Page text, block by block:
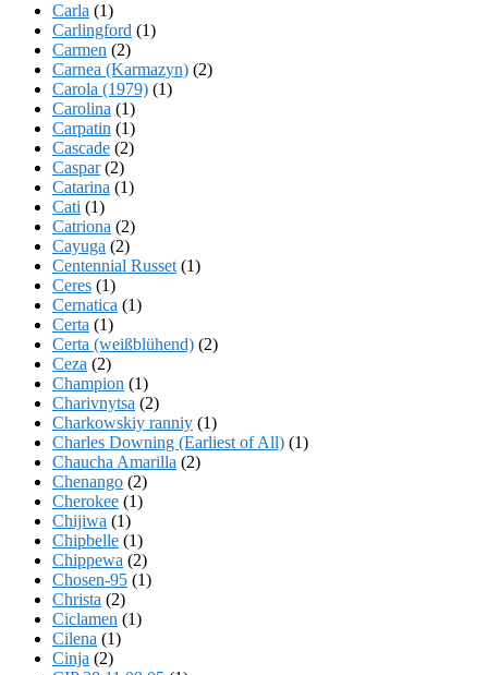
Carla (1)
Carlingford (1)
Carmen (2)
Carnea (Karmazyn) (2)
Carola (1979) (1)
Carolina (1)
Carpatin (1)
Cascade (2)
Caspar(2)
Catarina (1)
Cati (1)
Catriona (2)
Cayuga (2)
Centennial Russet (1)
Ceres (1)
Cernatica (1)
Certa (1)
Certa (weißblühend) (2)
Ceza (2)
Champion (1)
Charivnytsa (2)
Charkowskiy ranniy (1)
Charles Downing (Earliest of All) (1)
Chaucha Amarilla (2)
Chenango (2)
Cherokee (1)
Chijiwa (1)
Chipbelle (1)
Chippewa (2)
Chosen-95 (1)
Christa (2)
Ciclamen (1)
Cilena (1)
Cinja (2)